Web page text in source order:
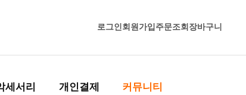
로그인 회원가입 주문조회 장바구니
세서리 개인결제 커뮤니티